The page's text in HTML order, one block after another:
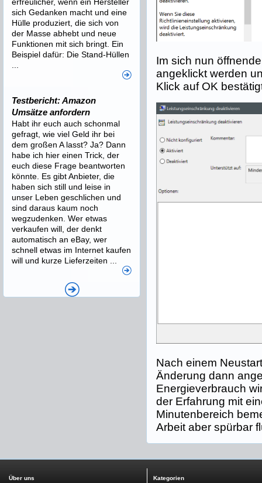
Im sich nun
angeklickt werden
Klick auf OK
Nach einem
Änderung dann
Energieverbrauch
der Erfahrung mit
Minutenbereich
Arbeit aber spürbar
sich Gedanken macht und eine
Hülle produziert, die sich von
der Masse abhebt und neue
Funktionen mit sich bringt. Ein
Beispiel dafür: Die Stand-Hüllen
Testbericht: Amazon
Umsätze anfordern
Habt ihr euch auch schonmal
gefragt, wie viel Geld ihr bei
dem großen A lasst? Ja? Dann
habe ich hier einen Trick, der
euch diese Frage beantworten
könnte. Es gibt Anbieter, die
haben sich still und leise in
unser Leben geschlichen und
sind daraus kaum noch
wegzudenken. Wer etwas
verkaufen will, der denkt
automatisch an eBay, wer
schnell etwas im Internet kaufen
will und kurze Lieferzeiten ...
Über uns
Kategorien